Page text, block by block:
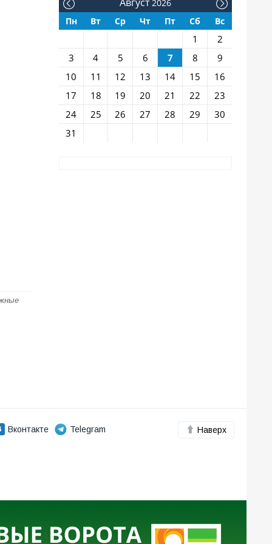
2026
Пн
Вт Ср Чт Пт Сб Вс
1
2
3
4 5 6 7 8
9
10
11 12 13 14 15
16
17
18 19 20 21 22
23
24
25 26 27 28 29
30
31
Вконтакте
Telegram
Наверх